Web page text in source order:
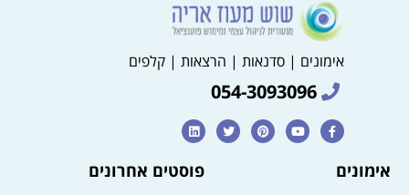
אימונים | סדנאות | הרצאות | קלפים
054-3093096
אימונים פוסטים אחרונים